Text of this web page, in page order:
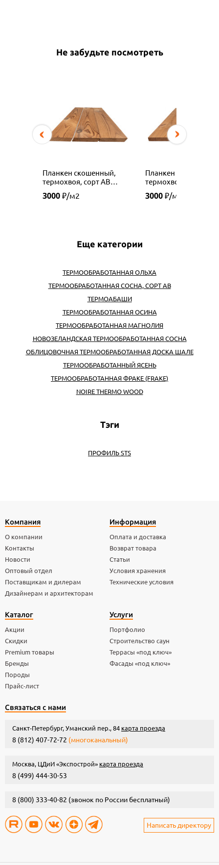
Не забудьте посмотреть
Планкен скошенный,
термохвоя, сорт АВ
(Россия)
3000₽/м2
Планкен прямой,
термохвоя, сорт АВ
(Россия)
3000₽/м2
Еще категории
ТЕРМООБРАБОТАННАЯ ОЛЬХА
ТЕРМООБРАБОТАННАЯ СОСНА, СОРТ АВ
ТЕРМОАБАШИ
ТЕРМООБРАБОТАННАЯ ОСИНА
ТЕРМООБРАБОТАННАЯ МАГНОЛИЯ
НОВОЗЕЛАНДСКАЯ ТЕРМООБРАБОТАННАЯ СОСНА
ОБЛИЦОВОЧНАЯ ТЕРМООБРАБОТАННАЯ ДОСКА ШАЛЕ
ТЕРМООБРАБОТАННЫЙ ЯСЕНЬ
ТЕРМООБРАБОТАННАЯ ФРАКЕ (FRAKE)
NOIRE THERMO WOOD
Тэги
ПРОФИЛЬ STS
Компания
О компании
Контакты
Новости
Оптовый отдел
Поставщикам и дилерам
Дизайнерам и архитекторам
Информация
Оплата и доставка
Возврат товара
Статьи
Условия хранения
Технические условия
Каталог
Акции
Скидки
Premium товары
Бренды
Породы
Прайс-лист
Услуги
Портфолио
Строительство саун
Террасы «под ключ»
Фасады «под ключ»
Связаться с нами
Санкт-Петербург, Уманский пер., 84 карта проезда
8 (812) 407-72-72 (многоканальный)
Москва, ЦДиИ «Экспострой» карта проезда
8 (499) 444-30-53
8 (800) 333-40-82 (звонок по России бесплатный)
Написать директору